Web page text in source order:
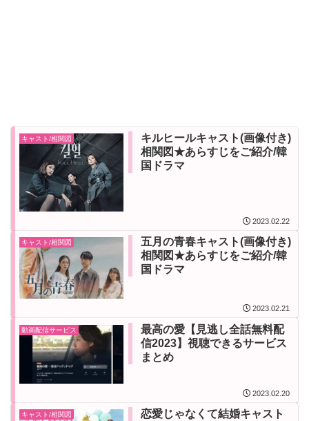
キャスト/相関図
キルヒールキャスト(画像付き)
相関図★あらすじをご紹介/韓
国ドラマ
2023.02.22
キャスト/相関図
五月の青春キャスト(画像付き)
相関図★あらすじをご紹介/韓
国ドラマ
2023.02.21
動画配信サービス
最高の愛【見逃し全話無料配
信2023】視聴できるサービス
まとめ
2023.02.20
キャスト/相関図
恋愛じゃなくて結婚キャスト